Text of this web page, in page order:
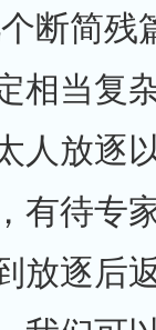
断简残
相当复
人放逐
有待专
放逐后